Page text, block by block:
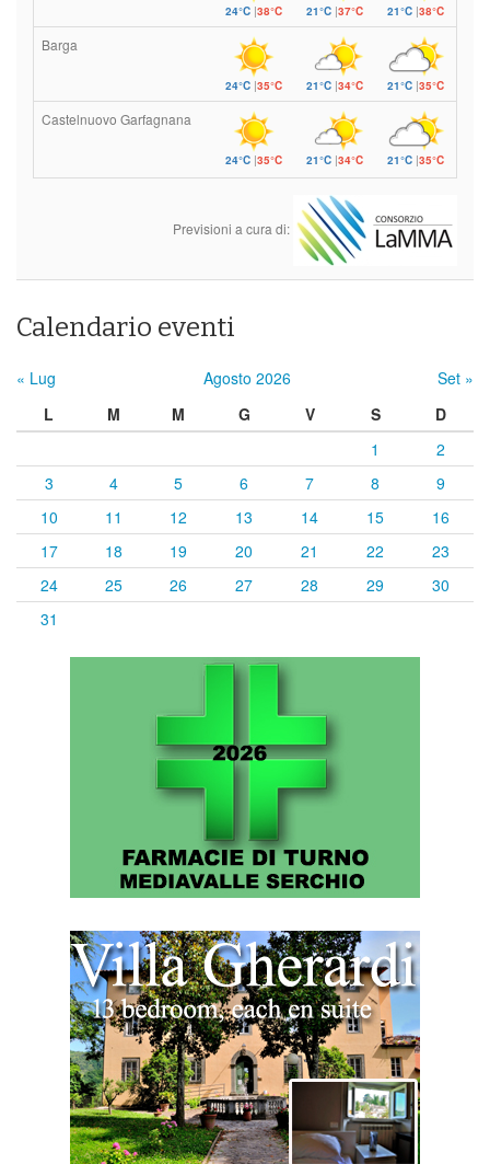
24°C |38°C 21°C |37°C 21°C |38°C
Barga
24°C |35°C 21°C |34°C 21°C |35°C
Castelnuovo Garfagnana
24°C |35°C 21°C |34°C 21°C |35°C
Previsioni a cura di:
Calendario eventi
« Lug Agosto 2026
Set »
L
M M G V S
D
1
2
3
4 5 6 7 8
9
10
11 12 13 14 15
16
17
18 19 20 21 22
23
24
25 26 27 28 29
30
31